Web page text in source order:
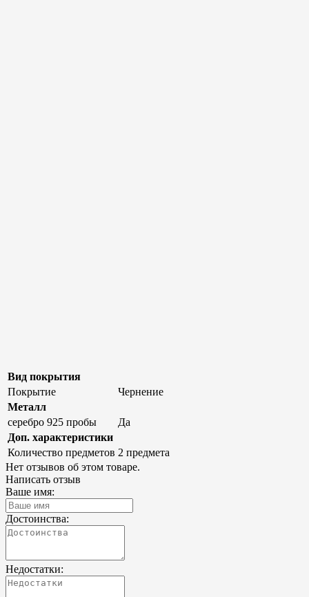
Вид покрытия
Покрытие
Чернение
Металл
серебро 925 пробы
Да
Доп. характеристики
Количество предметов 2 предмета
Нет отзывов об этом товаре.
Написать отзыв
Ваше имя:
Достоинства:
Недостатки: